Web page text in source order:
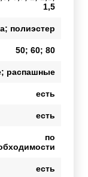
1,5
полиэстер
50; 60; 80
распашные
есть
есть
по
есть